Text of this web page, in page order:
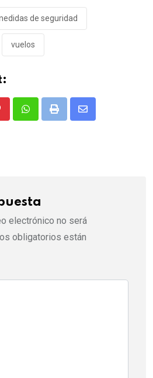
de seguridad
vuelos
PinterestWhatsappPrint
Share
electrónico no será
obligatorios están